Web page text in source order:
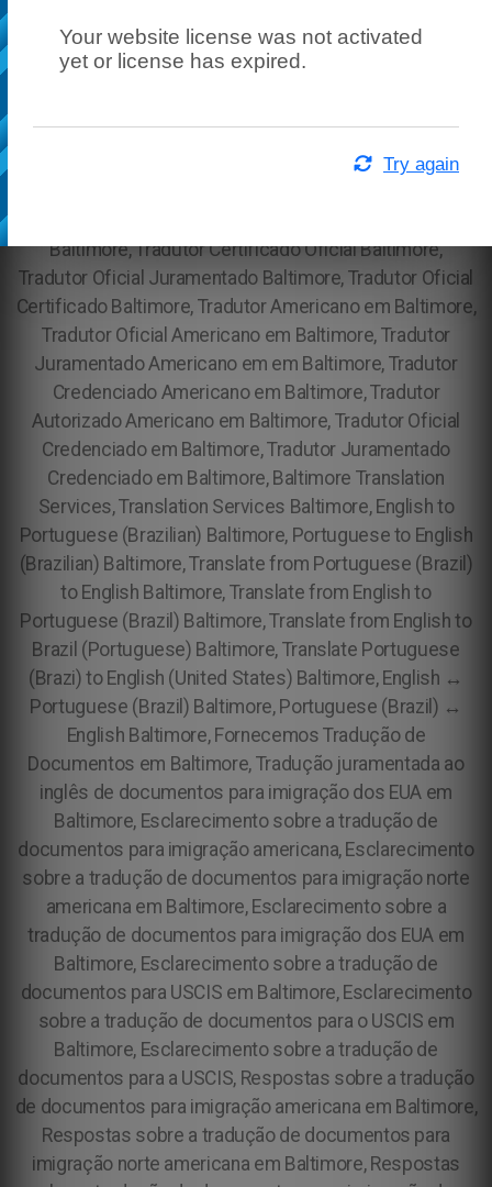
Your website license was not activated
yet or license has expired.
Try again